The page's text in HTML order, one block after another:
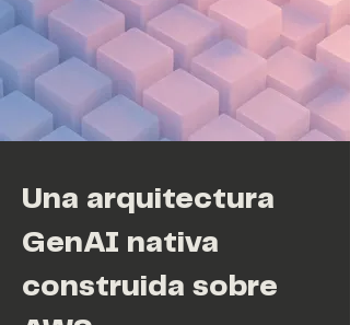
Una arquitectura
GenAI nativa
construida sobre